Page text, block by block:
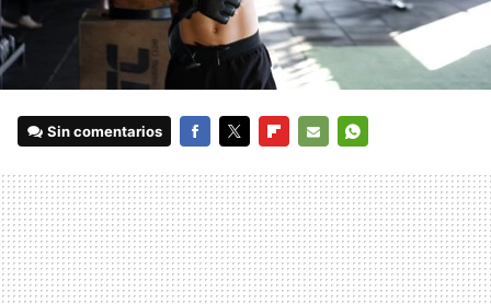
Sin comentarios
MAIL